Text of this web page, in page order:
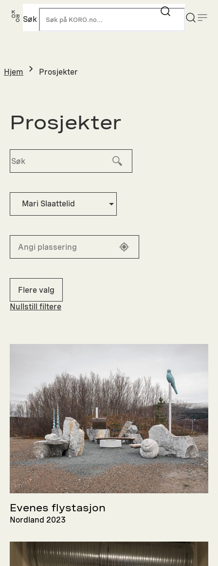
Hopp
Søk
Hjem Prosjekter
Prosjekter
Mari Slaattelid
Flere valg
Nullstill filtere
Evenes flystasjon
Nordland 2023